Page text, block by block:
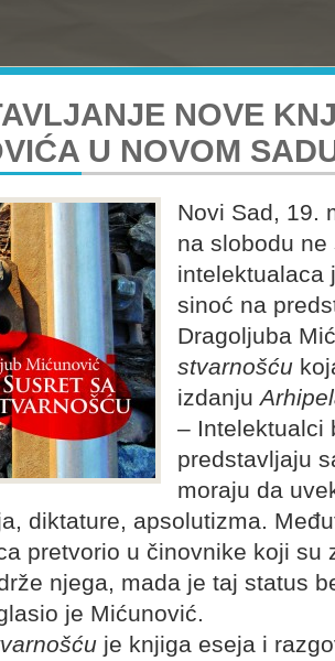
NOVE
U NOVOM
Novi Sad, 19.
na slobodu
intelektualaca
sinoć na
Dragoljuba
stvarnošću
izdanju
– Intelektualci
predstavljaju
moraju da
diktature, apsolutizma.
pretvorio u činovnike koji su
njega, mada je taj status
je Mićunović.
je knjiga eseja i